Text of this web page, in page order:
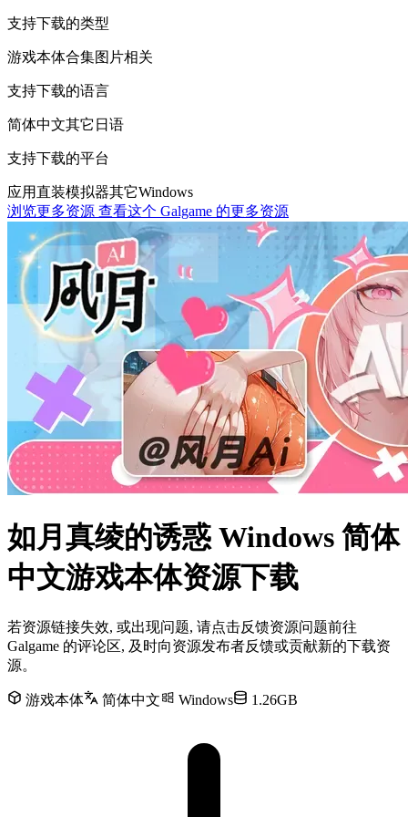
支持下载的类型
游戏本体合集图片相关
支持下载的语言
简体中文其它 日语
支持下载的平台
应用直装模拟器其它Windows
浏览更多资源 查看这个 Galgame 的更多资源
如月真绫的诱惑 Windows 简体
中文游戏本体资源下载
若资源链接失效, 或出现问题, 请点击反馈资源问题前往
Galgame 的评论区, 及时向资源发布者反馈或贡献新的下载资
源。
游戏本体 简体中文 Windows 1.26GB